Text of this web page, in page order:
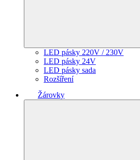
LED pásky 220V / 230V
LED pásky 24V
LED pásky sada
Rozšíření
Žárovky